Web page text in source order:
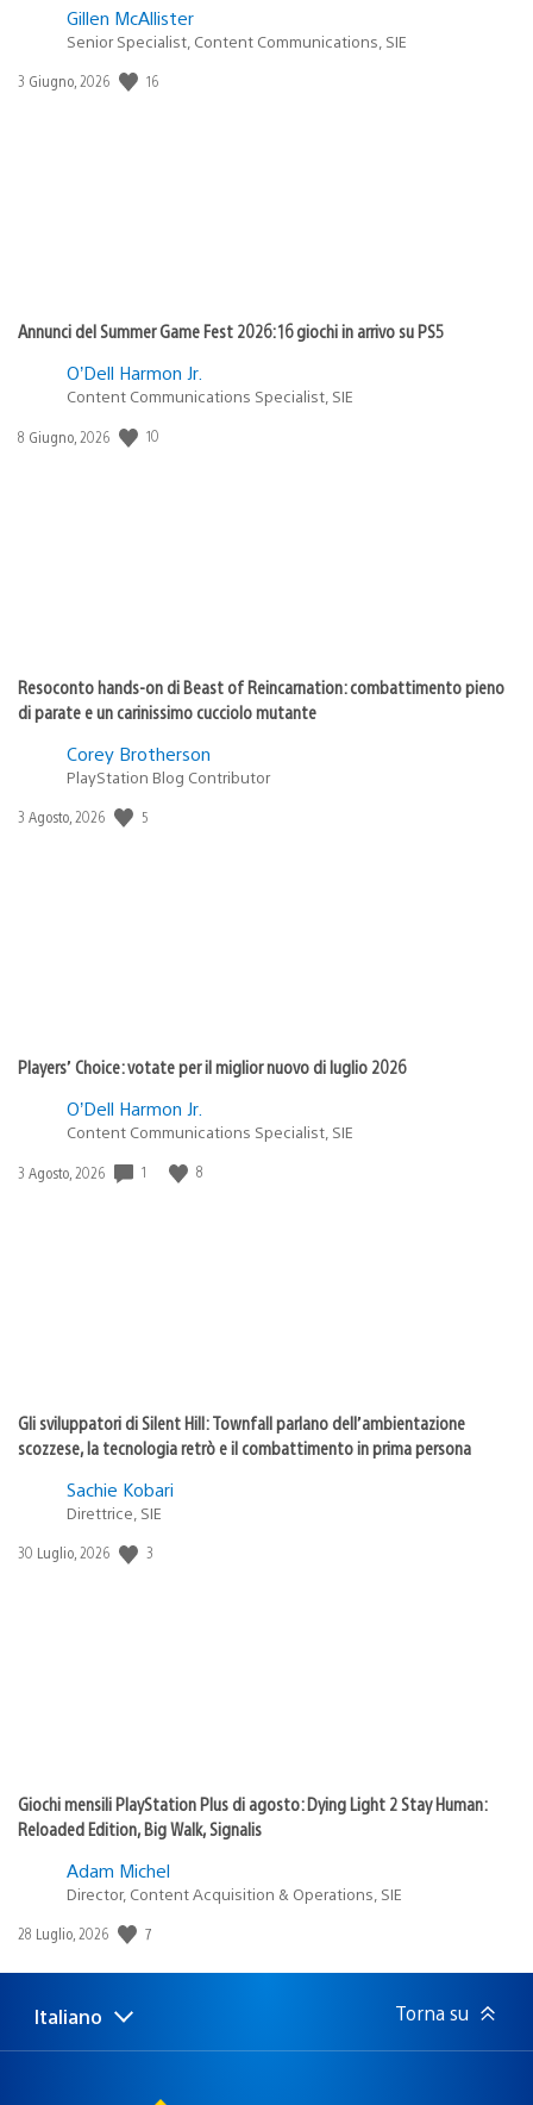
Gillen McAllister
Senior Specialist, Content Communications, SIE
Data
3 Giugno, 2026 16
Annunci del Summer Game Fest 2026: 16 giochi in arrivo su PS5
O’Dell Harmon Jr.
Content Communications Specialist, SIE
Data
8 Giugno, 2026 10
Resoconto hands-on di Beast of Reincarnation: combattimento pieno
di parate e un carinissimo cucciolo mutante
Corey Brotherson
PlayStation Blog Contributor
Data
3 Agosto, 2026 5
Players’ Choice: votate per il miglior nuovo di luglio 2026
O’Dell Harmon Jr.
Content Communications Specialist, SIE
Data
3 Agosto, 2026 1 8
Gli sviluppatori di Silent Hill: Townfall parlano dell’ambientazione
scozzese, la tecnologia retrò e il combattimento in prima persona
Sachie Kobari
Direttrice, SIE
Data
30 Luglio, 2026 3
Giochi mensili PlayStation Plus di agosto: Dying Light 2 Stay Human:
Reloaded Edition, Big Walk, Signalis
Adam Michel
Director, Content Acquisition & Operations, SIE
Data
pubblicazione:
28 Luglio, 2026 7
Seleziona
una
Regione
attuale:
Italiano Torna su